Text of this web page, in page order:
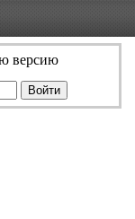
версию